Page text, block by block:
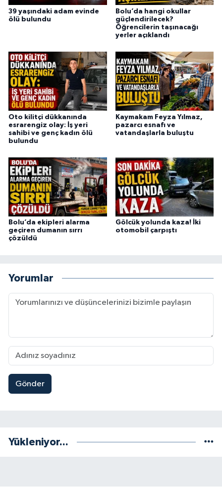
39 yaşındaki adam evinde
ölü bulundu
Bolu’da hangi okullar
güçlendirilecek?
Öğrencilerin taşınacağı
yerler açıklandı
Oto kilitçi dükkanında
esrarengiz olay: İş yeri
sahibi ve genç kadın ölü
bulundu
Kaymakam Feyza Yılmaz,
pazarcı esnafı ve
vatandaşlarla buluştu
Bolu’da ekipleri alarma
geçiren dumanın sırrı
çözüldü
Gölcük yolunda kaza! İki
otomobil çarpıştı
Yorumlar
Gönder
Yükleniyor...